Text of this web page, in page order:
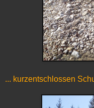
... kurzentschlossen